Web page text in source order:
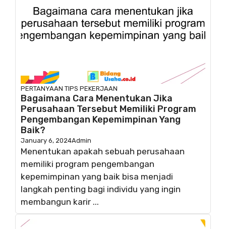
PERTANYAAN TIPS PEKERJAAN
Bagaimana Cara Menentukan Jika
Perusahaan Tersebut Memiliki Program
Pengembangan Kepemimpinan Yang
Baik?
January 6, 2024Admin
Menentukan apakah sebuah perusahaan
memiliki program pengembangan
kepemimpinan yang baik bisa menjadi
langkah penting bagi individu yang ingin
membangun karir ...